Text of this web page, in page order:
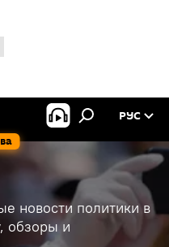
РУС
новости политики в
обзоры и